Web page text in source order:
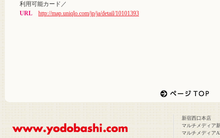
利用可能カード／
URL
http://map.uniqlo.com/jp/ja/detail/10101393
新宿西口本店
マルチメディア
マルチメディア